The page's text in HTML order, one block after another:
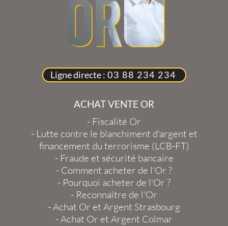
Ligne directe : 03 88 234 234
ACHAT VENTE OR
- Fiscalité Or
- Lutte contre le blanchiment d'argent et
financement du terrorisme (LCB-FT)
- Fraude et sécurité bancaire
- Comment acheter de l'Or ?
- Pourquoi acheter de l'Or ?
- Reconnaître de l'Or
-Achat Or et Argent Strasbourg
-Achat Or et Argent Colmar